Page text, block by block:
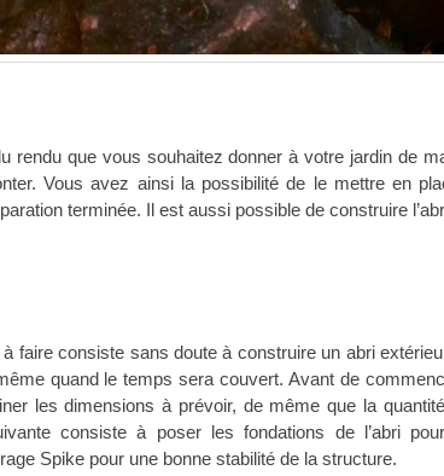
rendu que vous souhaitez donner à votre jardin de
Vous avez ainsi la possibilité de le mettre en
terminée. Il est aussi possible de construire
faire consiste sans doute à construire un abri
quand le temps sera couvert. Avant de
les dimensions à prévoir, de même que la
consiste à poser les fondations de l’abri
Spike pour une bonne stabilité de la structure.